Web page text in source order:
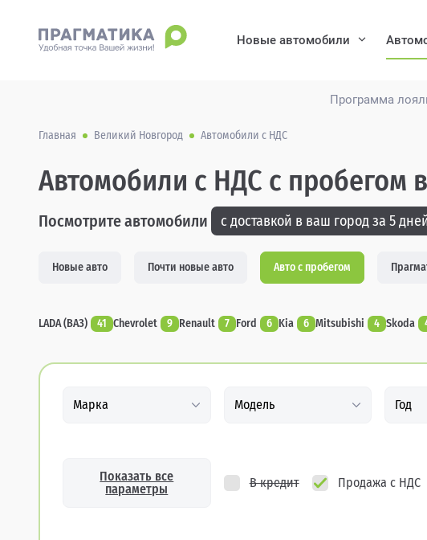
Программа
Новые автомобили
Главная Великий Новгород Автомобили с НДС
Автомобили с НДС с пробегом
Посмотрите автомобили с доставкой в ваш город за 5
Новые авто Почти новые авто Авто с пробегом
LADA (ВАЗ) 41 Chevrolet 9 Renault 7 Ford 6 Kia 6 Mitsubishi 4 Skoda
Марка Модель Год
Показать все
параметры
В кредит Продажа с НДС